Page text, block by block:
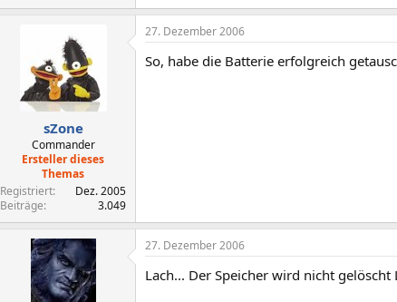
sZone
Commander
Ersteller dieses
Themas
Registriert
Dez. 2005
Beiträge
3.049
27. Dezember 2006
So, habe die Batterie erfolgreich
27. Dezember 2006
Lach... Der Speicher wird nicht gelöscht